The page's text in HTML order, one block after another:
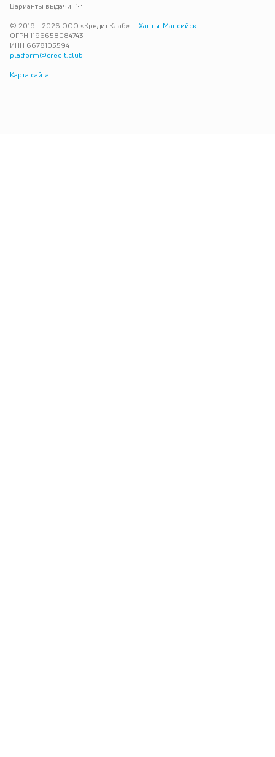
Варианты выдачи
© 2019—2026 ООО «Кредит.Клаб»
ОГРН 1196658084743
ИНН 6678105594
Ханты-Мансийск
platform@credit.club
Карта сайта